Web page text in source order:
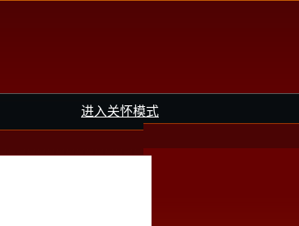
进入关怀模式